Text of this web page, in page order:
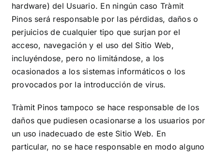
hardware) del Usuario. En ningún caso Tràmit
Pinosserá responsable por las pérdidas, daños o
perjuicios de cualquier tipo que surjan por el
acceso, navegación y el uso del Sitio Web,
incluyéndose, pero no limitándose, a los
ocasionados a los sistemas informáticos o los
provocados por la introducción de virus.
Tràmit Pinos tampoco se hace responsable de los
daños que pudiesen ocasionarse a los usuarios por
un uso inadecuado de este Sitio Web. En
particular, no se hace responsable en modo alguno